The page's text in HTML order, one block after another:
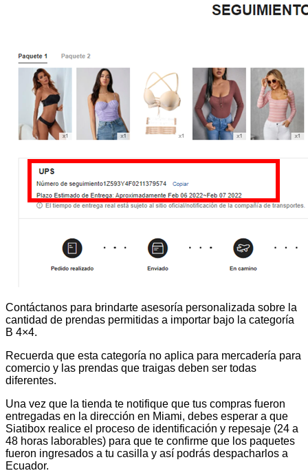
Contáctanos para brindarte asesoría personalizada sobre la
cantidad de prendas permitidas a importar bajo la categoría
B 4×4.
Recuerda que esta categoría no aplica para mercadería para
comercio y las prendas que traigas deben ser todas
diferentes.
Una vez que la tienda te notifique que tus compras fueron
entregadas en la dirección en Miami, debes esperar a que
Siatibox realice el proceso de identificación y repesaje (24 a
48 horas laborables) para que te confirme que los paquetes
fueron ingresados a tu casilla y así podrás despacharlos a
Ecuador.